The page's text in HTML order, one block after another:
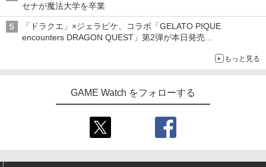
セナが魔法大学を卒業
「ドラクエ」×ジェラピケ、コラボ「GELATO PIQUE
encounters DRAGON QUEST」第2弾が本日発売
もっと見る
GAME Watch をフォローする